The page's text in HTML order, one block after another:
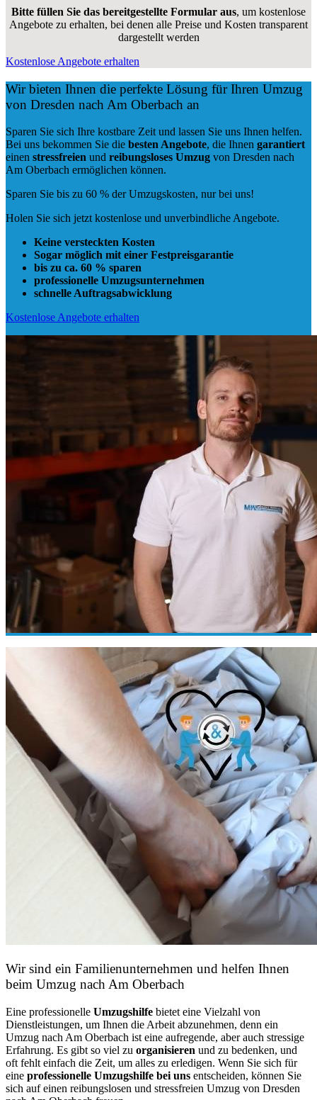
Bitte füllen Sie das bereitgestellte Formular aus, um kostenlose
Angebote zu erhalten, bei denen alle Preise und Kosten transparent
dargestellt werden
Kostenlose Angebote erhalten
Wir bieten Ihnen die perfekte Lösung für Ihren Umzug
von Dresden nach Am Oberbach an
Sparen Sie sich Ihre kostbare Zeit und lassen Sie uns Ihnen helfen.
Bei uns bekommen Sie die besten Angebote, die Ihnen garantiert
einen stressfreien und reibungsloses Umzug von Dresden nach
Am Oberbach ermöglichen können.
Sparen Sie bis zu 60 % der Umzugskosten, nur bei uns!
Holen Sie sich jetzt kostenlose und unverbindliche Angebote.
Keine versteckten Kosten
Sogar möglich mit einer Festpreisgarantie
bis zu ca. 60 % sparen
professionelle Umzugsunternehmen
schnelle Auftragsabwicklung
Kostenlose Angebote erhalten
Wir sind ein Familienunternehmen und helfen Ihnen
beim Umzug nach Am Oberbach
Eine professionelle Umzugshilfe bietet eine Vielzahl von
Dienstleistungen, um Ihnen die Arbeit abzunehmen, denn ein
Umzug nach Am Oberbach ist eine aufregende, aber auch stressige
Erfahrung. Es gibt so viel zu organisieren und zu bedenken, und
oft fehlt einfach die Zeit, um alles zu erledigen. Wenn Sie sich für
eine professionelle Umzugshilfe bei uns entscheiden, können Sie
sich auf einen reibungslosen und stressfreien Umzug von Dresden